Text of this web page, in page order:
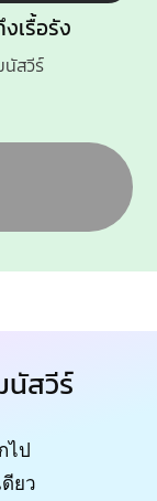
เรื้อรัง
นัสวีร์
นัสวีร์
ไป
ยว